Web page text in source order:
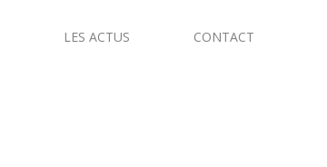
LES ACTUS CONTACT